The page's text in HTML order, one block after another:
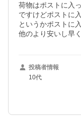
荷物はポストに入
ですけどポストに
というかポストに
他のより安いし早
投稿者情報
10代